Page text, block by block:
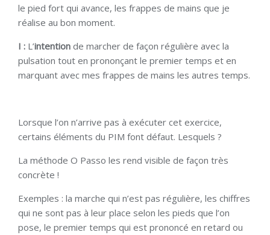
le pied fort qui avance, les frappes de mains que je
réalise au bon moment.
I : L’intention de marcher de façon régulière avec la
pulsation tout en prononçant le premier temps et en
marquant avec mes frappes de mains les autres temps.
Lorsque l’on n’arrive pas à exécuter cet exercice,
certains éléments du PIM font défaut. Lesquels ?
La méthode O Passo les rend visible de façon très
concrète !
Exemples : la marche qui n’est pas régulière, les chiffres
qui ne sont pas à leur place selon les pieds que l’on
pose, le premier temps qui est prononcé en retard ou